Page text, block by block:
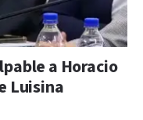
a Horacio
Luisina